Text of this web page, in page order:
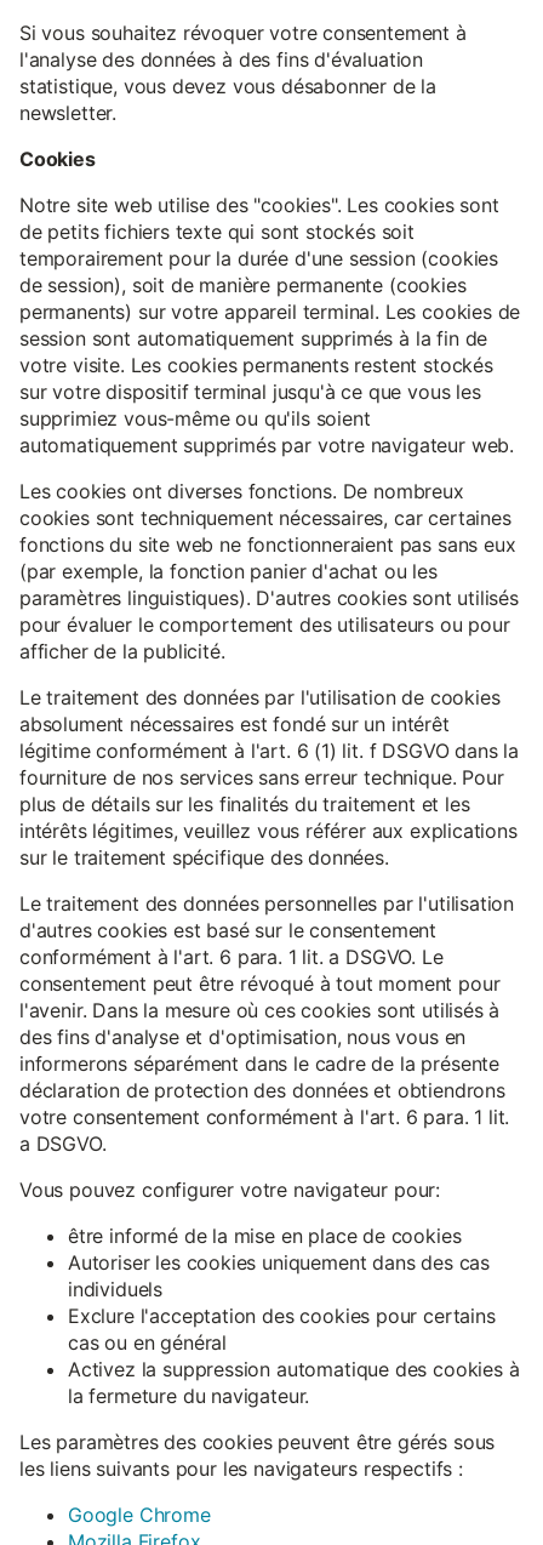
Si vous souhaitez révoquer votre consentement à
l'analyse des données à des fins d'évaluation
statistique, vous devez vous désabonner de la
newsletter.
Cookies
Notre site web utilise des "cookies". Les cookies sont
de petits fichiers texte qui sont stockés soit
temporairement pour la durée d'une session (cookies
de session), soit de manière permanente (cookies
permanents) sur votre appareil terminal. Les cookies de
session sont automatiquement supprimés à la fin de
votre visite. Les cookies permanents restent stockés
sur votre dispositif terminal jusqu'à ce que vous les
supprimiez vous-même ou qu'ils soient
automatiquement supprimés par votre navigateur web.
Les cookies ont diverses fonctions. De nombreux
cookies sont techniquement nécessaires, car certaines
fonctions du site web ne fonctionneraient pas sans eux
(par exemple, la fonction panier d'achat ou les
paramètres linguistiques). D'autres cookies sont utilisés
pour évaluer le comportement des utilisateurs ou pour
afficher de la publicité.
Le traitement des données par l'utilisation de cookies
absolument nécessaires est fondé sur un intérêt
légitime conformément à l'art. 6 (1) lit. f DSGVO dans la
fourniture de nos services sans erreur technique. Pour
plus de détails sur les finalités du traitement et les
intérêts légitimes, veuillez vous référer aux explications
sur le traitement spécifique des données.
Le traitement des données personnelles par l'utilisation
d'autres cookies est basé sur le consentement
conformément à l'art. 6 para. 1 lit. a DSGVO. Le
consentement peut être révoqué à tout moment pour
l'avenir. Dans la mesure où ces cookies sont utilisés à
des fins d'analyse et d'optimisation, nous vous en
informerons séparément dans le cadre de la présente
déclaration de protection des données et obtiendrons
votre consentement conformément à l'art. 6 para. 1 lit.
a DSGVO.
Vous pouvez configurer votre navigateur pour:
être informé de la mise en place de cookies
Autoriser les cookies uniquement dans des cas
individuels
Exclure l'acceptation des cookies pour certains
cas ou en général
Activez la suppression automatique des cookies à
la fermeture du navigateur.
Les paramètres des cookies peuvent être gérés sous
les liens suivants pour les navigateurs respectifs :
Google Chrome